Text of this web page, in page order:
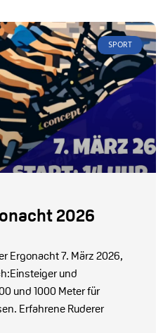
SPORT
2026
Ergonacht 7. März 2026,
und
und 1000 Meter für
Erfahrene Ruderer